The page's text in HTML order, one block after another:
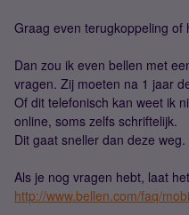
Graag even terugkoppeling of
Dan zou ik even bellen met
vragen. Zij moeten na 1 jaar
Of dit telefonisch kan weet ik
online, soms zelfs schriftelijk.
Dit gaat sneller dan deze weg.
Als je nog vragen hebt, laat
http://www.bellen.com/faq/